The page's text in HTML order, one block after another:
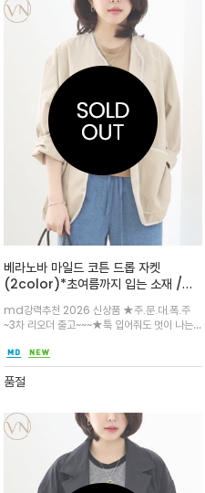
베라노바 마일드 코튼 드롭 자켓
(2color)*초여름까지 입는 소재 /여
더 (Drop Shoulder/소프트 코튼에
레이온 함유 / 깔끔한 노카라 디자인에
네크라인부터 밑단까지 이어진 테이핑
배색이 경쾌한 포인트
md강력추천 2026 신상품 ★주.문.대.폭.주
~3차 리오더 출고~~~★툭 입어줘도 멋이 나는
포켓으로 수납성과 활동성/ 그래픽 티셔츠 위에
가볍게 걸쳐 캐주얼하게 연출
품절